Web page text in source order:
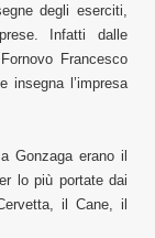
degli eserciti,
Infatti dalle
Francesco
insegna l’impresa
Gonzaga erano il
lo più portate dai
il Cane, il